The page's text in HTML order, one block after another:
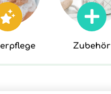
Zubehör